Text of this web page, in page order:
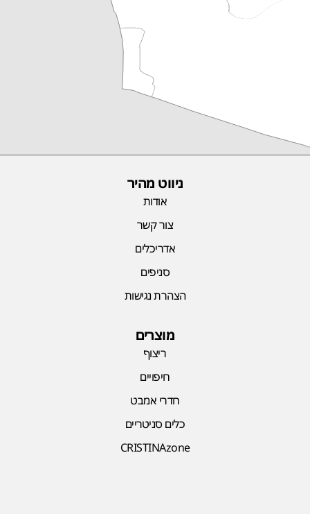
ניווט מהיר
אודות
צור קשר
אדריכלים
סניפים
הצהרת נגישות
מוצרים
ריצוף
חיפויים
חדרי אמבט
כלים סניטריים
CRISTINAzone